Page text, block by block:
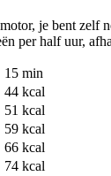
je bent zelf
per half uur,
15 min
44 kcal
51 kcal
59 kcal
66 kcal
74 kcal